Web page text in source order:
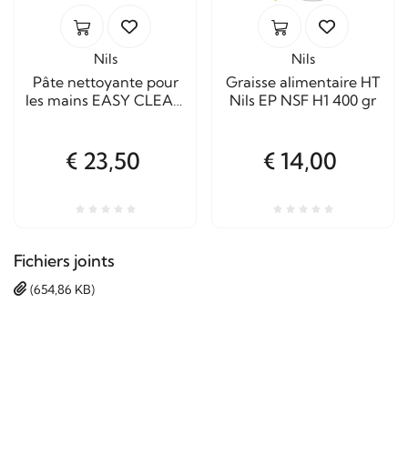
Nils
Pâte nettoyante pour
les mains EASY CLEAN
€ 23,50
Nils
Graisse alimentaire HT
Nils EP NSF H1 400 gr
€ 14,00
Fichiers joints
(654,86 KB)